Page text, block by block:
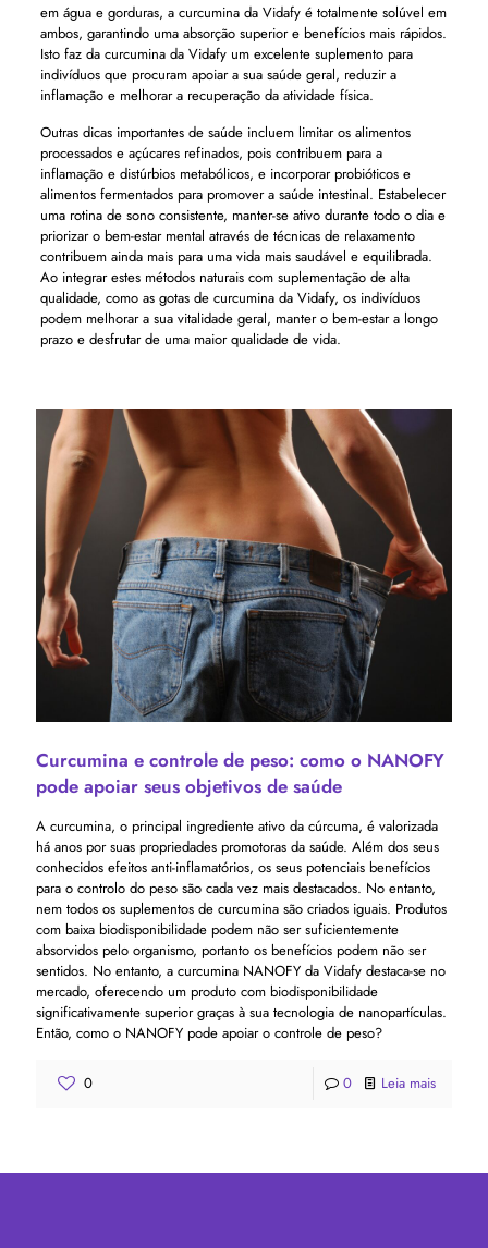
em água e gorduras, a curcumina da Vidafy é totalmente solúvel em
ambos, garantindo uma absorção superior e benefícios mais rápidos.
Isto faz da curcumina da Vidafy um excelente suplemento para
indivíduos que procuram apoiar a sua saúde geral, reduzir a
inflamação e melhorar a recuperação da atividade física.
Outras dicas importantes de saúde incluem limitar os alimentos
processados ​​e açúcares refinados, pois contribuem para a
inflamação e distúrbios metabólicos, e incorporar probióticos e
alimentos fermentados para promover a saúde intestinal. Estabelecer
uma rotina de sono consistente, manter-se ativo durante todo o dia e
priorizar o bem-estar mental através de técnicas de relaxamento
contribuem ainda mais para uma vida mais saudável e equilibrada.
Ao integrar estes métodos naturais com suplementação de alta
qualidade, como as gotas de curcumina da Vidafy, os indivíduos
podem melhorar a sua vitalidade geral, manter o bem-estar a longo
prazo e desfrutar de uma maior qualidade de vida.
Curcumina e controle de peso: como o NANOFY
pode apoiar seus objetivos de saúde
A curcumina, o principal ingrediente ativo da cúrcuma, é valorizada
há anos por suas propriedades promotoras da saúde. Além dos seus
conhecidos efeitos anti-inflamatórios, os seus potenciais benefícios
para o controlo do peso são cada vez mais destacados. No entanto,
nem todos os suplementos de curcumina são criados iguais. Produtos
com baixa biodisponibilidade podem não ser suficientemente
absorvidos pelo organismo, portanto os benefícios podem não ser
sentidos. No entanto, a curcumina NANOFY da Vidafy destaca-se no
mercado, oferecendo um produto com biodisponibilidade
significativamente superior graças à sua tecnologia de nanopartículas.
Então, como o NANOFY pode apoiar o controle de peso?
0 0 Leia mais